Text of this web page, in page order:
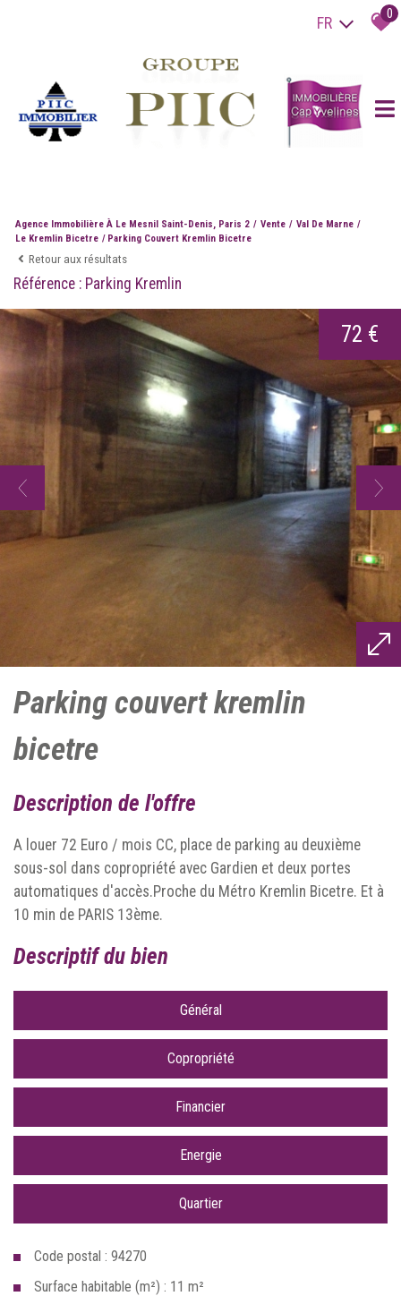
FR 0
Agence Immobilière À Le Mesnil Saint-Denis, Paris 2 Vente
Val De Marne
Le Kremlin Bicetre
Parking Couvert Kremlin Bicetre
Retour aux résultats
Référence : Parking Kremlin
72 €
parking couvert kremlin
bicetre
description de l'offre
A louer 72 Euro / mois CC, place de parking au deuxième
sous-sol dans copropriété avec Gardien et deux portes
automatiques d'accès.Proche du Métro Kremlin Bicetre. Et à
10 min de PARIS 13ème.
descriptif du bien
Général
Copropriété
Financier
Energie
Quartier
Code postal : 94270
Surface habitable (m²) : 11 m²